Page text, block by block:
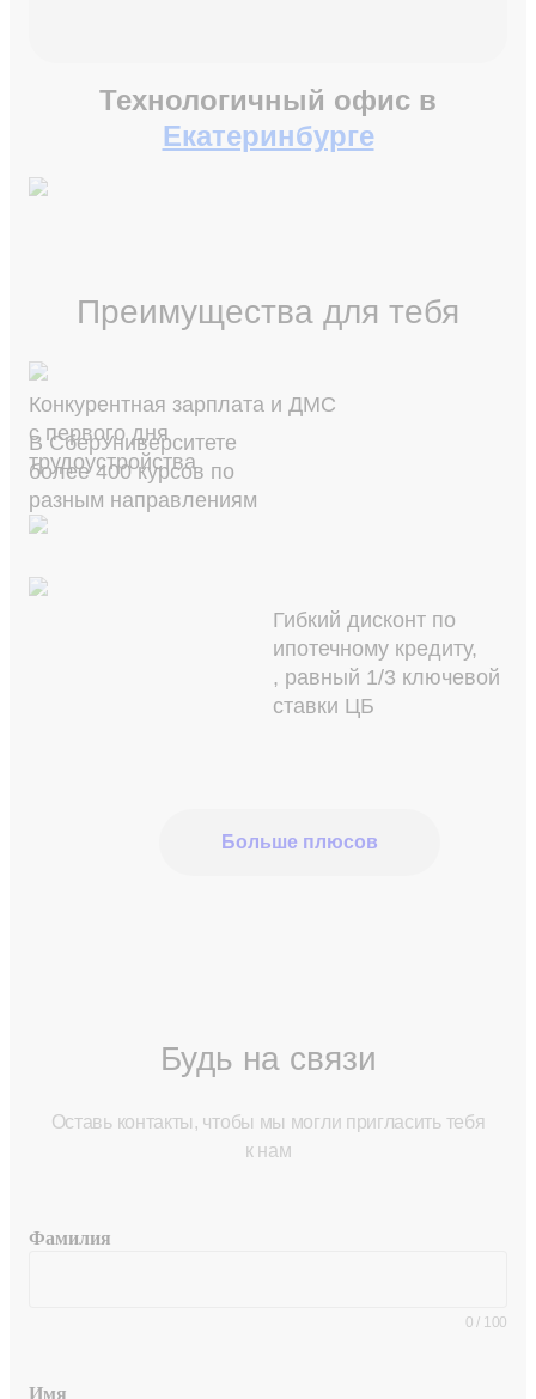
Технологичный офис в
Екатеринбурге
Преимущества для тебя
Конкурентная зарплата и ДМС
с первого дня
трудоустройства
В СберУниверситете
более 400 курсов по
разным направлениям
Гибкий дисконт по
ипотечному кредиту,
, равный 1/3 ключевой
ставки ЦБ
Больше плюсов
Будь на связи
Оставь контакты, чтобы мы могли пригласить тебя
к нам
Фамилия
0 / 100
Имя